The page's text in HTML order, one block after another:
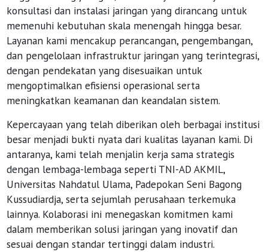
konsultasi dan instalasi jaringan yang dirancang untuk
memenuhi kebutuhan skala menengah hingga besar.
Layanan kami mencakup perancangan, pengembangan,
dan pengelolaan infrastruktur jaringan yang terintegrasi,
dengan pendekatan yang disesuaikan untuk
mengoptimalkan efisiensi operasional serta
meningkatkan keamanan dan keandalan sistem.
Kepercayaan yang telah diberikan oleh berbagai institusi
besar menjadi bukti nyata dari kualitas layanan kami. Di
antaranya, kami telah menjalin kerja sama strategis
dengan lembaga-lembaga seperti TNI-AD AKMIL,
Universitas Nahdatul Ulama, Padepokan Seni Bagong
Kussudiardja, serta sejumlah perusahaan terkemuka
lainnya. Kolaborasi ini menegaskan komitmen kami
dalam memberikan solusi jaringan yang inovatif dan
sesuai dengan standar tertinggi dalam industri.